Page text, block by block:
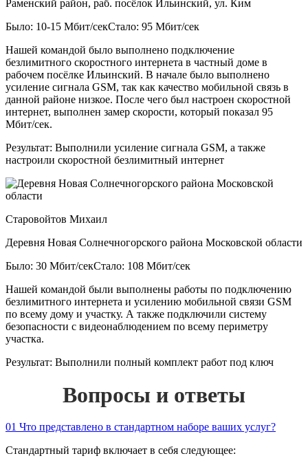
Раменский район, раб. посёлок Ильинский, ул. Ким
Было: 10-15 Мбит/секСтало: 95 Мбит/сек
Нашей командой было выполнено подключение
безлимитного скоростного интернета в частный доме в
рабочем посёлке Ильинский. В начале было выполнено
усиление сигнала GSM, так как качество мобильной связь в
данной районе низкое. После чего был настроен скоростной
интернет, выполнен замер скорости, который показал 95
Мбит/сек.
Результат: Выполнили усиление сигнала GSM, а также
настроили скоростной безлимитный интернет
Старовойтов Михаил
Деревня Новая Солнечногорского района Московской области
Было: 30 Мбит/секСтало: 108 Мбит/сек
Нашей командой были выполнены работы по подключению
безлимитного интернета и усилению мобильной связи GSM
по всему дому и участку. А также подключили систему
безопасности с видеонаблюдением по всему периметру
участка.
Результат: Выполнили полный комплект работ под ключ
Вопросы и ответы
01 Что представлено в стандартном наборе ваших услуг?
Стандартный тариф включает в себя следующее: